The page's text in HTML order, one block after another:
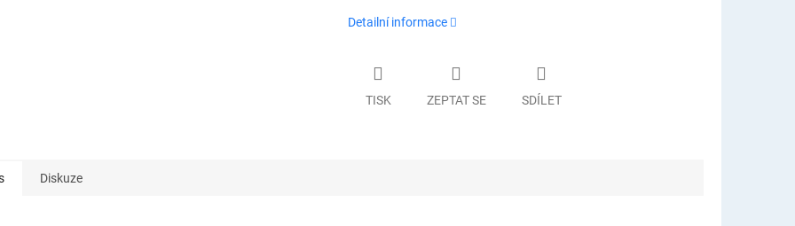
Detailní informace
TISK ZEPTAT SE SDÍLET
Diskuze